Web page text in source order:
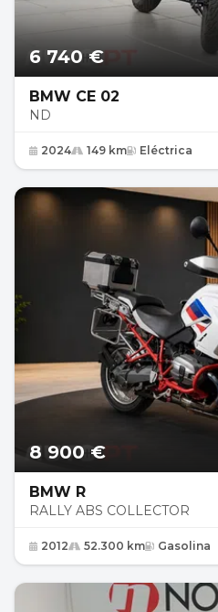
6 740 €
BMW CE 02
ND
2024 149 km Eléctrica
8 900 €
BMW R
RALLY ABS COLLECTOR
2012 52.300 km Gasolina